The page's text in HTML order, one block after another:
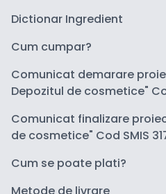
Dictionar Ingredient
Cum cumpar?
Comunicat demarare
Depozitul de cosmetice"
Comunicat finalizare
de cosmetice" Cod SMIS
Cum se poate plati?